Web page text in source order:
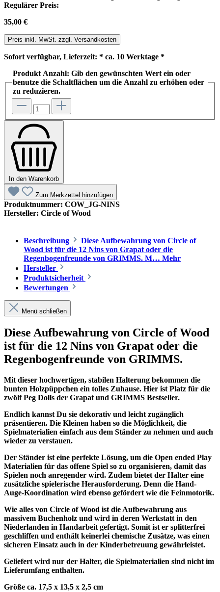
Regulärer Preis:
35,00 €
Preis inkl. MwSt. zzgl. Versandkosten
Sofort verfügbar, Lieferzeit: * ca. 10 Werktage *
Produkt Anzahl: Gib den gewünschten Wert ein oder
benutze die Schaltflächen um die Anzahl zu erhöhen oder
zu reduzieren.
In den Warenkorb
Zum Merkzettel hinzufügen
Produktnummer: COW_JG-NINS
Hersteller: Circle of Wood
Beschreibung
Diese Aufbewahrung von Circle of
Wood ist für die 12 Nins von Grapat oder die
Regenbogenfreunde von GRIMMS. M… Mehr
Hersteller
Produktsicherheit
Bewertungen
Menü schließen
Diese Aufbewahrung von Circle of Wood
ist für die 12 Nins von Grapat oder die
Regenbogenfreunde von GRIMMS.
Mit dieser hochwertigen, stabilen Halterung bekommen die
bunten Holzpüppchen ein tolles Zuhause. Hier ist Platz für die
zwölf Peg Dolls der Grapat und GRIMMS Bestseller.
Endlich kannst Du sie dekorativ und leicht zugänglich
präsentieren. Die Kleinen haben so die Möglichkeit, die
Spielmaterialien einfach aus dem Ständer zu nehmen und auch
wieder zu verstauen.
Der Ständer ist eine perfekte Lösung, um die Open ended Play
Materialien für das offene Spiel so zu organisieren, damit das
Spielen noch anregender wird. Zudem bietet der Halter eine
zusätzliche spielerische Herausforderung. Denn die Hand-
Auge-Koordination wird ebenso gefördert wie die Feinmotorik.
Wie alles von Circle of Wood ist die Aufbewahrung aus
massivem Buchenholz und wird in deren Werkstatt in den
Niederlanden in Handarbeit gefertigt. Somit ist er splitterfrei
geschliffen und enthält keinerlei chemische Zusätze, was einen
sicheren Einsatz auch in der Kinderbetreuung gewährleistet.
Geliefert wird nur der Halter, die Spielmaterialien sind nicht im
Lieferumfang enthalten.
Größe ca. 17,5 x 13,5 x 2,5 cm